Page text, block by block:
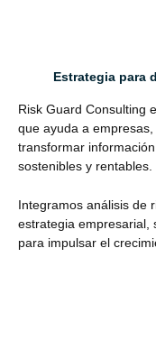
Estrategia para
Risk Guard Consulting
que ayuda a
transformar
sostenibles y rentables.
Integramos análisis de
estrategia empresarial,
para impulsar el